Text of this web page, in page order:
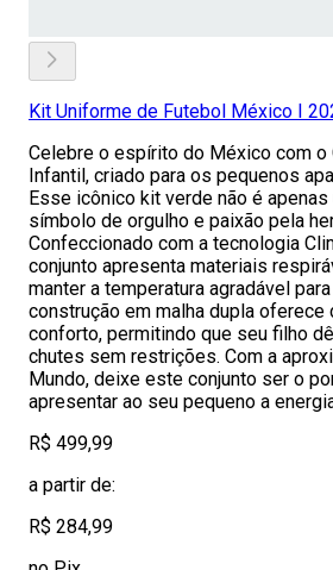
Kit Uniforme de Futebol México I
Celebre o espírito do México com o
Infantil, criado para os pequenos
Esse icônico kit verde não é apenas
símbolo de orgulho e paixão pela
Confeccionado com a tecnologia
conjunto apresenta materiais
manter a temperatura agradável
construção em malha dupla oferece
conforto, permitindo que seu filho
chutes sem restrições. Com a
Mundo, deixe este conjunto ser o
apresentar ao seu pequeno a
R$ 499,99
a partir de:
R$ 284,99